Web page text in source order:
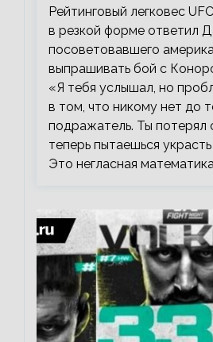
Рейтинговый легковес
в резкой форме ответил
посоветовавшего
выпрашивать бой с
«Я тебя услышал, но
в том, что никому нет до
подражатель. Ты потерял
теперь пытаешься
Это негласная